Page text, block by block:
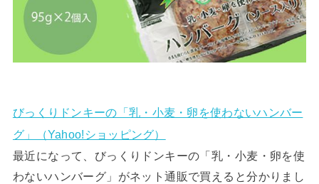
びっくりドンキーの「乳・小麦・卵を使わないハンバー
グ」（Yahoo!ショッピング）
最近になって、びっくりドンキーの「乳・小麦・卵を使
わないハンバーグ」がネット通販で買えると分かりまし